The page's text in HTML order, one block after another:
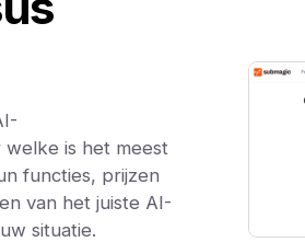
welke is het meest
functies, prijzen
van het juiste AI-
situatie.